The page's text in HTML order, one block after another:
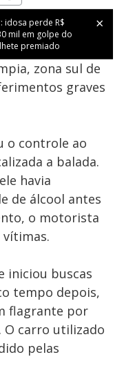
idosa perde R$
mil em golpe do
premiado
em alta
diante de
zona sul de
graves
o controle ao
a balada.
havia
de álcool antes
o motorista
iniciou buscas
tempo depois,
flagrante por
O carro utilizado
pelas